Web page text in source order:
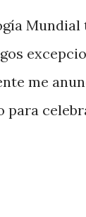
Mundial
me
para